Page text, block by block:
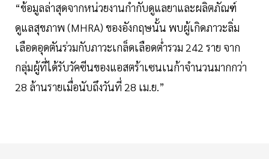
“ข้อมูลล่าสุดจากหน่วยงานกำกับดูแลยาและผลิตภัณฑ์
ดูแลสุขภาพ (MHRA) ของอังกฤษนั้น พบผู้เกิดภาวะลิ่ม
เลือดอุดตันร่วมกับภาวะเกล็ดเลือดต่ำรวม 242 ราย จาก
กลุ่มผู้ที่ได้รับวัคซีนของแอสตร้าเซนเนก้าจำนวนมากกว่า
28 ล้านรายเมื่อนับถึงวันที่ 28 เม.ย.”